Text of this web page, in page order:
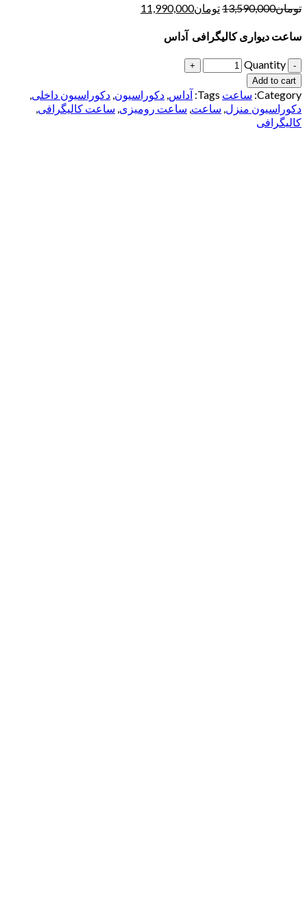
تومان13,590,000تومان11,990,000
ساعت دیواری کالیگرافی آداس
Quantity
Add to cart
Category: ساعت Tags: آداس, دکوراسیون, دکوراسیون داخلی,
دکوراسیون منزل, ساعت, ساعت رومیزی, ساعت کالیگرافی,
کالیگرافی